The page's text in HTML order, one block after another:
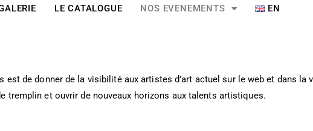
LE CATALOGUE NOS EVENEMENTS EN
est de donner de la visibilité aux artistes d’art actuel sur le web et dans
tremplin et ouvrir de nouveaux horizons aux talents artistiques.